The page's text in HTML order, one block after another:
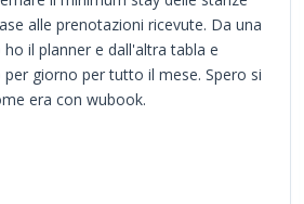
alle prenotazioni ricevute. Da una
il planner e dall'altra tabla e
giorno per tutto il mese. Spero si
era con wubook.